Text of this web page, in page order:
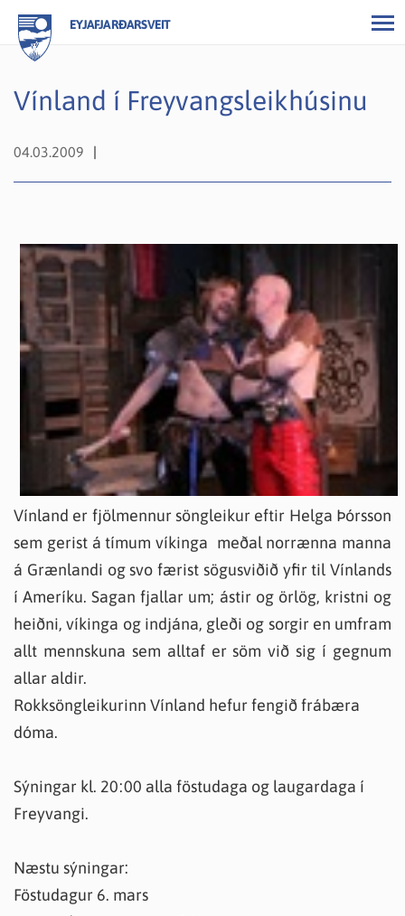
EYJAFJARÐARSVEIT
Vínland í Freyvangsleikhúsinu
04.03.2009
Vínland er fjölmennur söngleikur eftir Helga Þórsson
sem gerist á tímum víkinga meðal norrænna manna
á Grænlandi og svo færist sögusviðið yfir til Vínlands
í Ameríku. Sagan fjallar um; ástir og örlög, kristni og
heiðni, víkinga og indjána, gleði og sorgir en umfram
allt mennskuna sem alltaf er söm við sig í gegnum
allar aldir.
Rokksöngleikurinn Vínland hefur fengið frábæra
dóma.
Sýningar kl. 20:00 alla föstudaga og laugardaga í
Freyvangi.
Næstu sýningar:
Föstudagur 6. mars